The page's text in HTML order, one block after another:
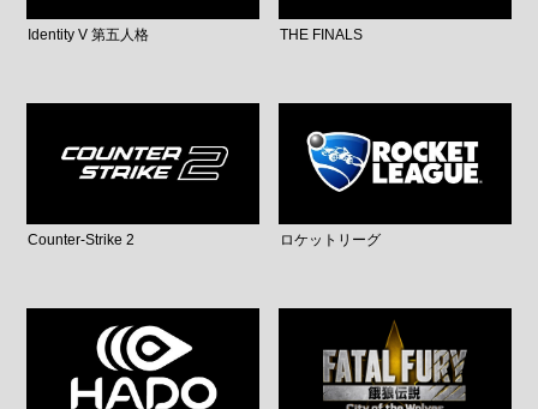
Identity V 第五人格 THE FINALS
Counter-Strike 2 ロケットリーグ